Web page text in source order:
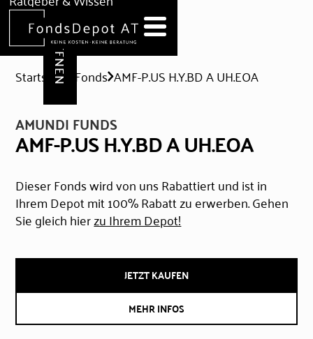
Hilfe & Formulare
DEPOT ERÖFFNEN
Startseite Fonds AMF-P.US H.Y.BD A UH.EOA
AMUNDI FUNDS
AMF-P.US H.Y.BD A UH.EOA
Dieser Fonds wird von uns Rabattiert und ist in
Ihrem Depot mit 100% Rabatt zu erwerben. Gehen
Sie gleich hierzu Ihrem Depot!
JETZT KAUFEN
MEHR INFOS